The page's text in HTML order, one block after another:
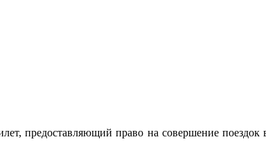
предоставляющий право на совершение